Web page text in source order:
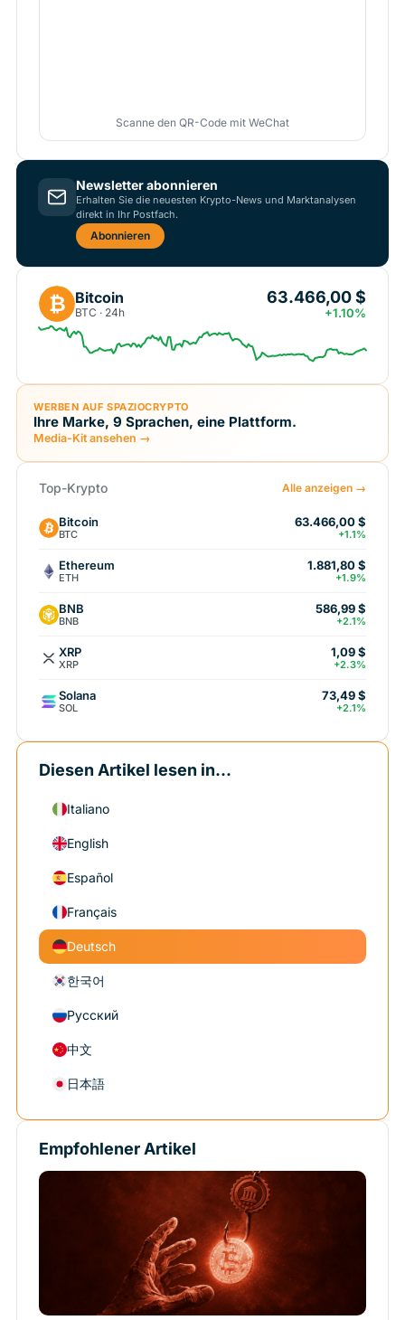
Scanne den QR-Code mit WeChat
Newsletter abonnieren
Erhalten Sie die neuesten Krypto-News und Marktanalysen
direkt in Ihr Postfach.
Abonnieren
₿ Bitcoin
BTC · 24h
63.466,00 $
+1.10%
WERBEN AUF SPAZIOCRYPTO
Ihre Marke, 9 Sprachen, eine Plattform.
Media-Kit ansehen →
Top-Krypto Alle anzeigen →
Bitcoin
BTC
63.466,00 $
+1.1%
Ethereum
ETH
1.881,80 $
+1.9%
BNB
BNB
586,99 $
+2.1%
XRP
XRP
1,09 $
+2.3%
Solana
SOL
73,49 $
+2.1%
Diesen Artikel lesen in...
Italiano
English
Español
Français
Deutsch
한국어
Русский
中文
日本語
Empfohlener Artikel